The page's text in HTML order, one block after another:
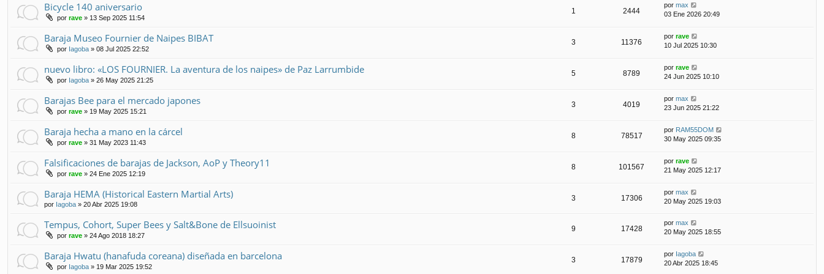
Bicycle 140 aniversario
por rave » 13 Sep 2025 11:54
1 2444
por max
03 Ene 2026 20:49
Baraja Museo Fournier de Naipes BIBAT
por Iagoba » 08 Jul 2025 22:52
3 11376
por rave
10 Jul 2025 10:30
nuevo libro: «LOS FOURNIER. La aventura de los naipes» de Paz Larrumbide
por Iagoba » 26 May 2025 21:25
5 8789
por rave
24 Jun 2025 10:10
Barajas Bee para el mercado japones
por rave » 19 May 2025 15:21
3 4019
por max
23 Jun 2025 21:22
Baraja hecha a mano en la cárcel
por rave » 31 May 2023 11:43
8 78517
por RAM55DOM
30 May 2025 09:35
Falsificaciones de barajas de Jackson, AoP y Theory11
por rave » 24 Ene 2025 12:19
8 101567
por rave
21 May 2025 12:17
Baraja HEMA (Historical Eastern Martial Arts)
por Iagoba » 20 Abr 2025 19:08
3 17306
por max
20 May 2025 19:03
Tempus, Cohort, Super Bees y Salt&Bone de Ellsuoinist
por rave » 24 Ago 2018 18:27
9 17428
por max
20 May 2025 18:55
Baraja Hwatu (hanafuda coreana) diseñada en barcelona
por Iagoba » 19 Mar 2025 19:52
3 17879
por Iagoba
20 Abr 2025 18:45